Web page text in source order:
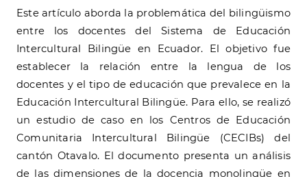
Este artículo aborda la problemática del bilingüismo
entre los docentes del Sistema de Educación
Intercultural Bilingüe en Ecuador. El objetivo fue
establecer la relación entre la lengua de los
docentes y el tipo de educación que prevalece en la
Educación Intercultural Bilingüe. Para ello, se realizó
un estudio de caso en los Centros de Educación
Comunitaria Intercultural Bilingüe (CECIBs) del
cantón Otavalo. El documento presenta un análisis
de las dimensiones de la docencia monolingüe en